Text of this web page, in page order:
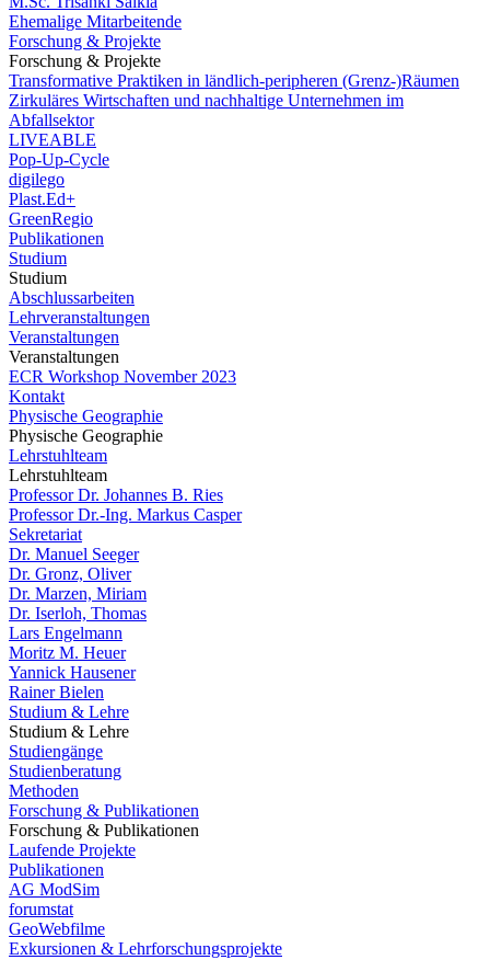
Ehemalige Mitarbeitende
Forschung & Projekte
Forschung & Projekte
Transformative Praktiken in ländlich-peripheren (Grenz-)Räumen
Zirkuläres Wirtschaften und nachhaltige Unternehmen im
Abfallsektor
LIVEABLE
Pop-Up-Cycle
digilego
Plast.Ed+
GreenRegio
Publikationen
Studium
Studium
Abschlussarbeiten
Lehrveranstaltungen
Veranstaltungen
Veranstaltungen
ECR Workshop November 2023
Kontakt
Physische Geographie
Physische Geographie
Lehrstuhlteam
Lehrstuhlteam
Professor Dr. Johannes B. Ries
Professor Dr.-Ing. Markus Casper
Sekretariat
Dr. Manuel Seeger
Dr. Gronz, Oliver
Dr. Marzen, Miriam
Dr. Iserloh, Thomas
Lars Engelmann
Moritz M. Heuer
Yannick Hausener
Rainer Bielen
Studium & Lehre
Studium & Lehre
Studiengänge
Studienberatung
Methoden
Forschung & Publikationen
Forschung & Publikationen
Laufende Projekte
Publikationen
AG ModSim
forumstat
GeoWebfilme
Exkursionen & Lehrforschungsprojekte